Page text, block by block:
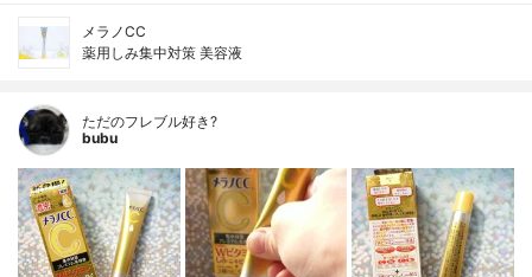
メラノCC
薬用しみ集中対策 美容液
ただのフレブル好き?
bubu